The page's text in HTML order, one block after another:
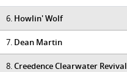
6. Howlin' Wolf
7. Dean Martin
8.Creedence Clearwater Revival